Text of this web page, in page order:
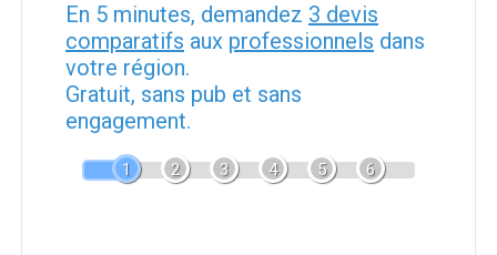
En 5 minutes, demandez 3 devis
comparatifs aux professionnels dans
votre région.
Gratuit, sans pub et sans
engagement.
1 2 3 4 5 6